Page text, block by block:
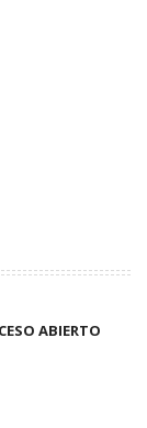
ABIERTO